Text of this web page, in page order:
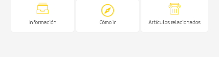
Información Cómo ir Artículos relacionados